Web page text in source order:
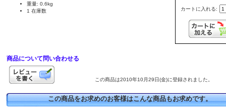
カートに入れる:
重量: 0.6kg
1 在庫数
商品について問い合わせる
この商品は2010年10月29日(金)に登録されました。
この商品をお求めのお客様はこんな商品もお求めです。